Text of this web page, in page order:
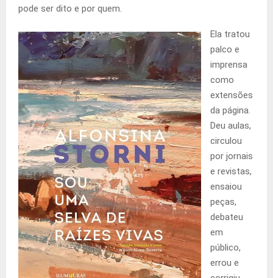
pode ser dito e por quem.
Ela tratou
palco e
imprensa
como
extensões
da página.
Deu aulas,
circulou
por jornais
e revistas,
ensaiou
peças,
debateu
em
público,
errou e